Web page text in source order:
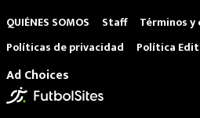
QUIÉNES SOMOS Staff
Términos y
Políticas de privacidad
Política
Ad Choices